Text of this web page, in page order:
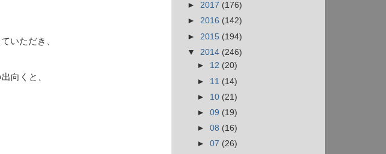
いただき、
向くと、
► 2017 (176)
► 2016 (142)
► 2015 (194)
▼ 2014 (246)
► 12 (20)
► 11 (14)
► 10 (21)
►09 (19)
►08 (16)
►07 (26)